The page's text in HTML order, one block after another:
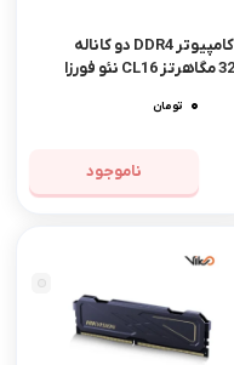
رم کامپیوتر DDR4 دو کاناله
3200 مگاهرتز CL16 نئو فورزا
0 تومان
ناموجود